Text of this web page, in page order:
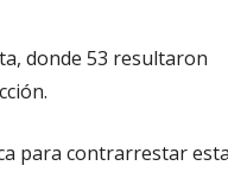
donde 53 resultaron
para contrarrestar